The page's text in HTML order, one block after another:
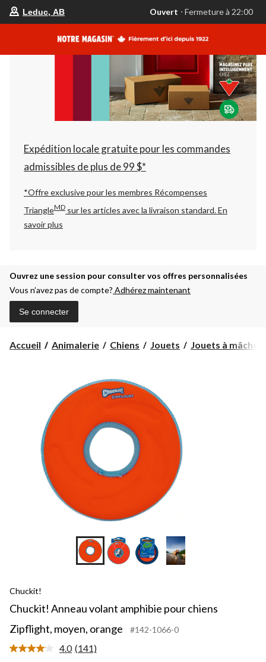
votre
est
AB,
Ouvert,
Fermeture
à
22:00
changer
Leduc, AB Ouvert ⋅ Fermeture à 22:00
Expédition locale gratuite pour les commandes
admissibles de plus de 99 $*
*Offre exclusive pour les membres Récompenses
TriangleMD sur les articles avec la livraison standard.En
savoir plus
Ouvrez une session pour consulter vos offres personnalisées
Vous n’avez pas de compte? Adhérez maintenant
Se connecter
Accueil Animalerie Chiens Jouets Jouets à mâcher
Chuckit!
Chuckit! Anneau volant amphibie pour chiens
Zipflight, moyen, orange
#142-1066-0
4.0 Lire
(141)